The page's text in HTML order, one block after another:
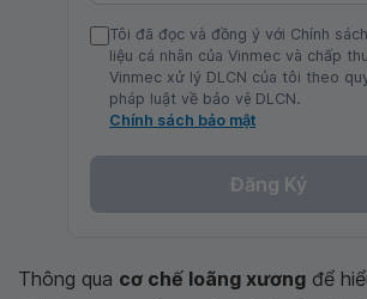
Tôi đã đọc và đồng ý với Chính
liệu cá nhân của Vinmec và chấp
Vinmec xử lý DLCN của tôi theo
pháp luật về bảo vệ DLCN.
Chính sách bảo mật
Đăng Ký
Thông qua cơ chế loãng xương để